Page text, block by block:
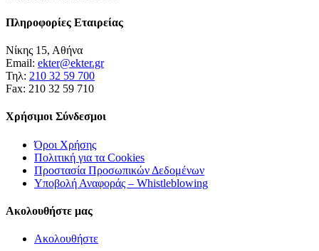
Πληροφορίες Εταιρείας
Νίκης 15, Αθήνα
Email: ekter@ekter.gr
Τηλ: 210 32 59 700
Fax: 210 32 59 710
Χρήσιμοι Σύνδεσμοι
Όροι Χρήσης
Πολιτική για τα Cookies
Προστασία Προσωπικών Δεδομένων
Υποβολή Αναφοράς – Whistleblowing
Ακολουθήστε μας
Ακολουθήστε